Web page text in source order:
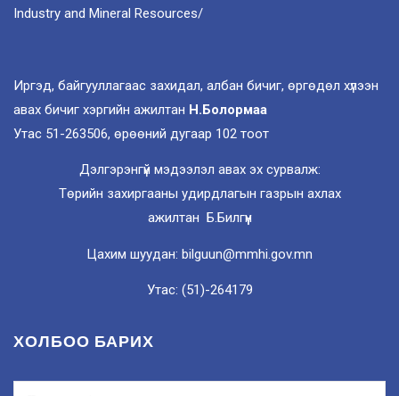
Industry and Mineral Resources/
Иргэд, байгууллагаас захидал, албан бичиг, өргөдөл хүлээн
авах бичиг хэргийн ажилтан Н.Болормаа
Утас 51-263506, өрөөний дугаар 102 тоот
Дэлгэрэнгүй мэдээлэл авах эх сурвалж:
Төрийн захиргааны удирдлагын газрын ахлах
ажилтан Б.Билгүүн
Цахим шуудан: bilguun@mmhi.gov.mn
Утас: (51)-264179
ХОЛБОО БАРИХ